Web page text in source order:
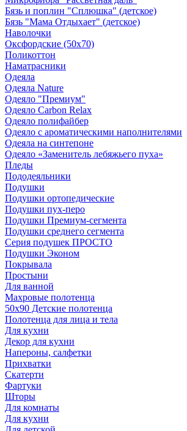
Бязь и поплин "Сплюшка" (детское)
Бязь "Мама Отдыхает" (детское)
Наволочки
Оксфордские (50х70)
Поликоттон
Наматрасники
Одеяла
Одеяла Nature
Одеяло "Премиум"
Одеяло Carbon Relax
Одеяло полифайбер
Одеяло с ароматическими наполнителями
Одеяла на синтепоне
Одеяло «Заменитель лебяжьего пуха»
Пледы
Пододеяльники
Подушки
Подушки ортопедические
Подушки пух-перо
Подушки Премиум-сегмента
Подушки среднего сегмента
Серия подушек ПРОСТО
Подушки Эконом
Покрывала
Простыни
Для ванной
Махровые полотенца
50х90 Детские полотенца
Полотенца для лица и тела
Для кухни
Декор для кухни
Напероны, салфетки
Прихватки
Скатерти
Фартуки
Шторы
Для комнаты
Для кухни